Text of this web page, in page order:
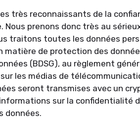
très reconnaissants de la
Nous prenons donc très au
traitons toutes les données
matière de protection des
(BDSG), au règlement
sur les médias de
seront transmises avec un
sur la confidentialité
données.